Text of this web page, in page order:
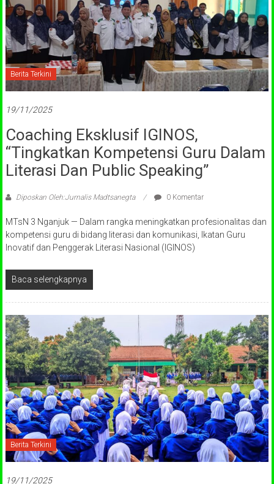
Berita Terkini
19/11/2025
Coaching Eksklusif IGINOS,
“Tingkatkan Kompetensi Guru Dalam
Literasi Dan Public Speaking”
Diposkan Oleh:Jurnalis Madtsanegta 0 Komentar
MTsN 3 Nganjuk — Dalam rangka meningkatkan profesionalitas dan
kompetensi guru di bidang literasi dan komunikasi, Ikatan Guru
Inovatif dan Penggerak Literasi Nasional (IGINOS)
Baca selengkapnya
Berita Terkini
19/11/2025